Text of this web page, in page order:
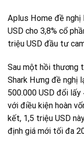
Aplus Home đề nghị
USD cho 3,8% cổ
triệu USD đầu tư
Sau một hồi thương
Shark Hưng đề nghị
500.000 USD đổi
với điều kiện hoàn
kết, 1,5 triệu USD
định giá mới tối đa